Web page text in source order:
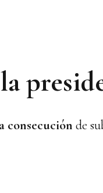
consecución de